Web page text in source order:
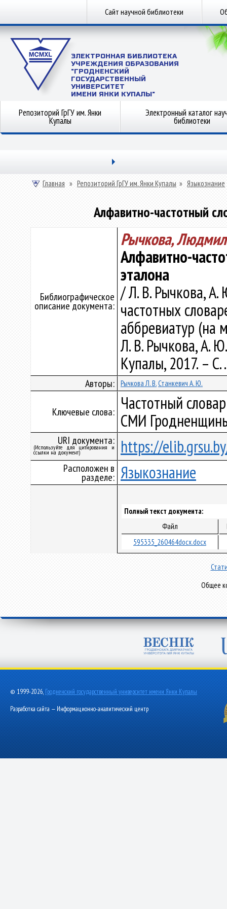
Сайт научной библиотеки
ЭЛЕКТРОННАЯ БИБЛИОТЕКА
УЧРЕЖДЕНИЯ ОБРАЗОВАНИЯ
"ГРОДНЕНСКИЙ
ГОСУДАРСТВЕННЫЙ
УНИВЕРСИТЕТ
ИМЕНИ ЯНКИ КУПАЛЫ"
Репозиторий ГрГУ им. Янки
Купалы
Электронный каталог
библиотеки
Главная » Репозиторий ГрГУ им. Янки Купалы » Языкознание
Алфавитно-частотный
Библиографическое
описание документа:
Рычкова,
Алфавитно-
эталона
/ Л. В. Рычкова, А.
частотных
аббревиатур (на
Л. В. Рычкова, А.
Купалы, 2017. – С.
Авторы: Рычкова Л. В.Станкевич А. Ю.
Ключевые слова: Частотный
СМИ
URI документа:
(Используйте для цитирования и
ссылки на документ) https://
Расположен в
разделе: Языкознание
Полный текст документа:
Файл
595335_260464docx.docx
Общее
© 1999-2026, Гродненский государственный университет имени Янки Купалы
Разработка сайта — Информационно-аналитический центр